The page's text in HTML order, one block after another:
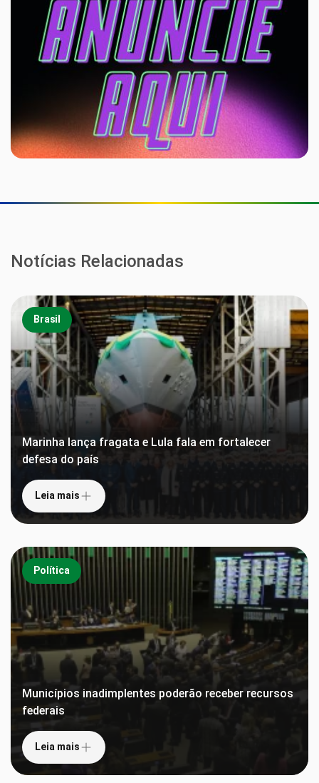
Notícias Relacionadas
Brasil
Marinha lança fragata e Lula fala em fortalecer
defesa do país
Leia mais
Política
Municípios inadimplentes poderão receber recursos
federais
Leia mais